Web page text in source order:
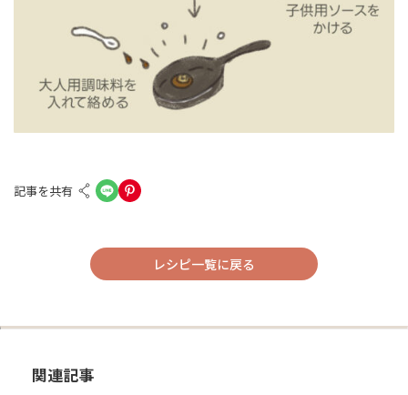
記事を共有
レシピ一覧に戻る
関連記事